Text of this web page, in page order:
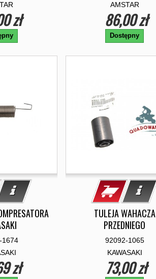
zł
AMSTAR
86,00 zł
Dostępny
1674
zł
TULEJA WAHACZA
PRZEDNIEGO
92092-1065
KAWASAKI
73,00 zł